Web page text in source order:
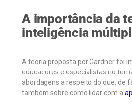
A importância da
inteligência
A teoria proposta por Gardner foi
educadores e especialistas no
abordagens a respeito do que, de
também sobre como lidar com a